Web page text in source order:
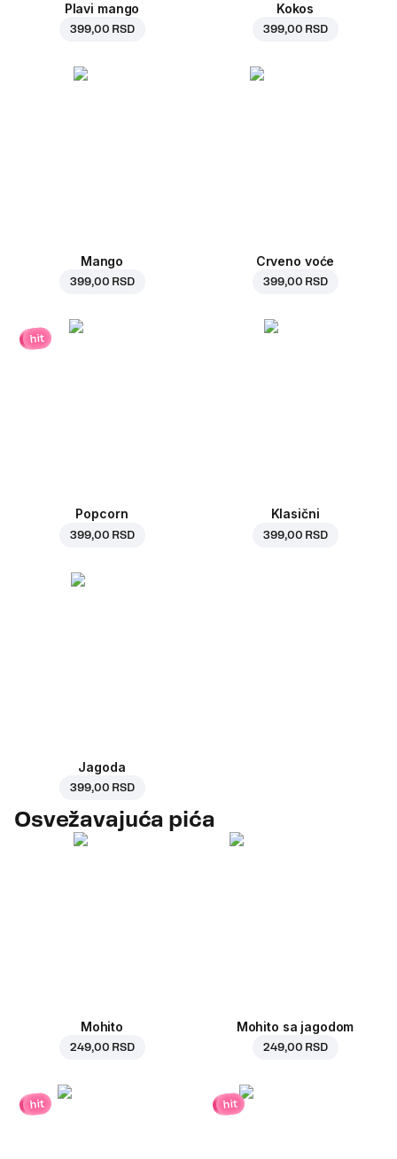
Plavi mango
399,00 RSD
Kokos
399,00 RSD
Mango
399,00 RSD
Crveno voće
399,00 RSD
hit
Popcorn
399,00 RSD
Klasični
399,00 RSD
Jagoda
399,00 RSD
Osvežavajuća pića
Mohito
249,00 RSD
Mohito sa jagodom
249,00 RSD
hit hit